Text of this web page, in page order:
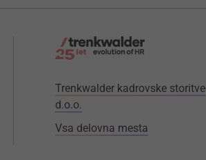
Trenkwalder kadrovske storitve
d.o.o.
Vsa delovna mesta